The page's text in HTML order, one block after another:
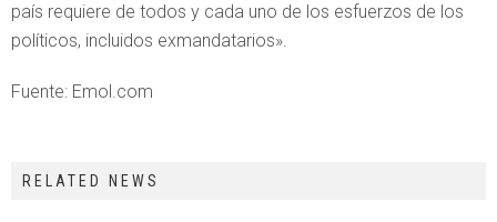
país requiere de todos y cada uno de los esfuerzos de los
políticos, incluidos exmandatarios».
Fuente: Emol.com
RELATED NEWS